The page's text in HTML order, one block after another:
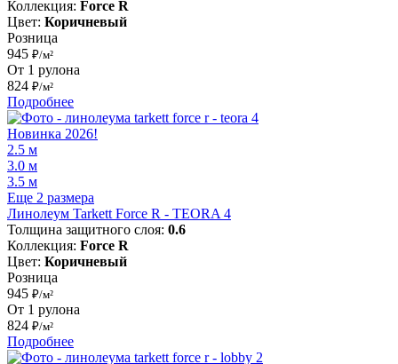
Коллекция: Force R
Цвет: Коричневый
Розница
945 ₽/м²
От 1 рулона
824 ₽/м²
Подробнее
Новинка 2026!
2.5 м
3.0 м
3.5 м
Еще 2 размера
Линолеум Tarkett Force R - TEORA 4
Толщина защитного слоя: 0.6
Коллекция: Force R
Цвет: Коричневый
Розница
945 ₽/м²
От 1 рулона
824 ₽/м²
Подробнее